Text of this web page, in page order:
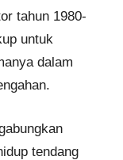
tahun 1980-
untuk
dalam
tendang